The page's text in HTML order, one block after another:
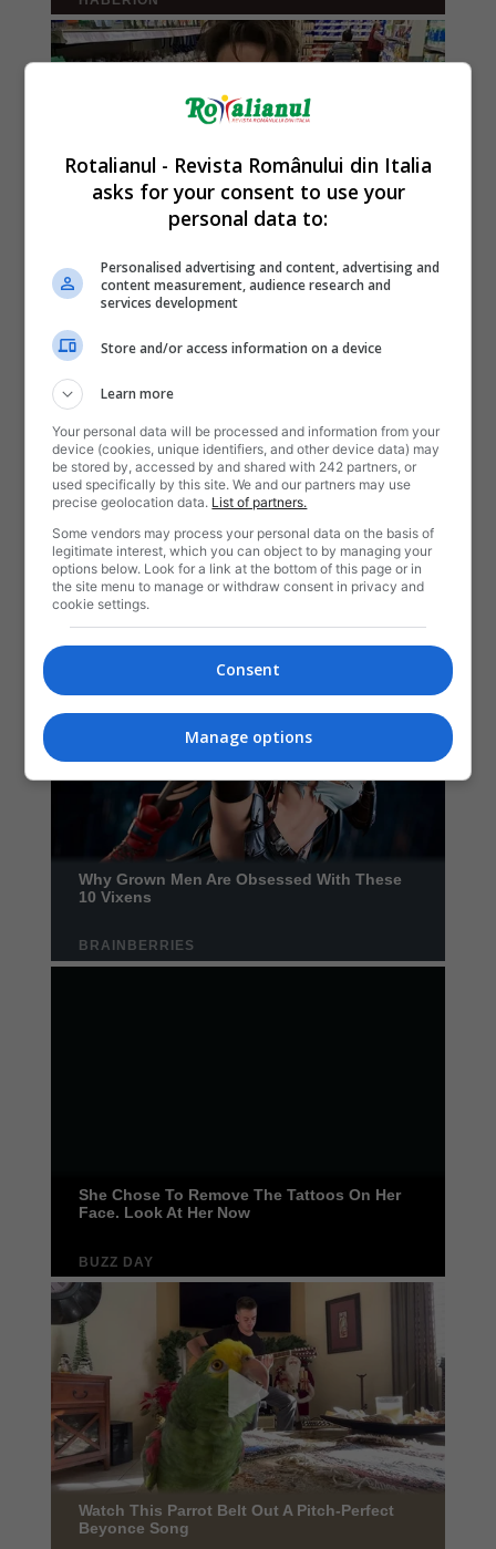
Rotalianul - Revista Românului din Italia
asks for your consent to use your
personal data to:
Personalised advertising and content, advertising and
content measurement, audience research and
services development
Store and/or access information on a device
Learn more
Your personal data will be processed and information from your
device (cookies, unique identifiers, and other device data) may
be stored by, accessed by and shared with 242 partners, or
used specifically by this site. We and our partners may use
precise geolocation data. List of partners.
Some vendors may process your personal data on the basis of
legitimate interest, which you can object to by managing your
options below. Look for a link at the bottom of this page or in
the site menu to manage or withdraw consent in privacy and
cookie settings.
Consent
Manage options